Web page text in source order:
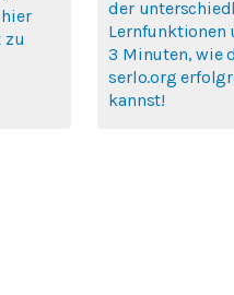
zu
der
Lernfunktionen
3 Minuten, wie
serlo.org
kannst!